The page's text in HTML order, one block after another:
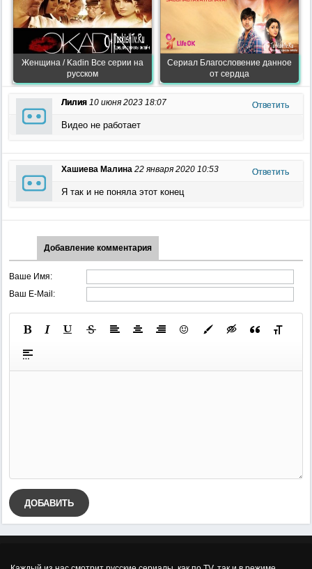
Женщина / Kadin Все серии на
русском
Сериал Благословение данное
от сердца
Лилия 10 июня 2023 18:07 Ответить
Видео не работает
Хашиева Малина 22 января 2020 10:53 Ответить
Я так и не поняла этот конец
Добавление комментария
Ваше Имя:
Ваш E-Mail:
ДОБАВИТЬ